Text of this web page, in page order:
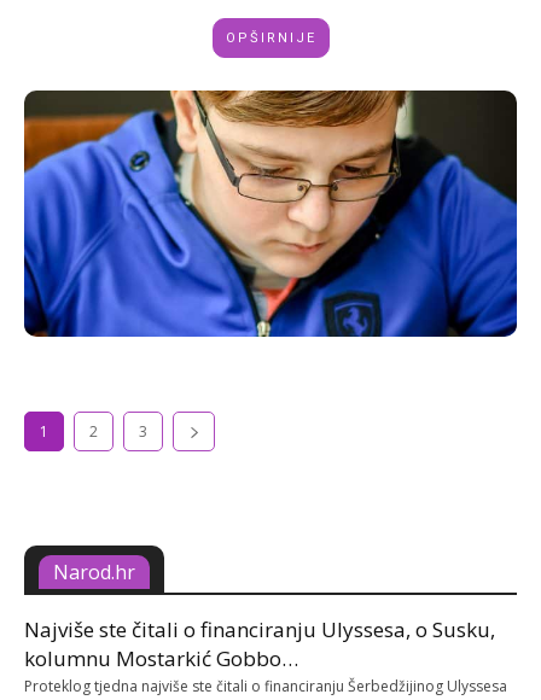
OPŠIRNIJE
1 2 3
Narod.hr
Najviše ste čitali o financiranju Ulyssesa, o Susku,
kolumnu Mostarkić Gobbo…
Proteklog tjedna najviše ste čitali o financiranju Šerbedžijinog Ulyssesa